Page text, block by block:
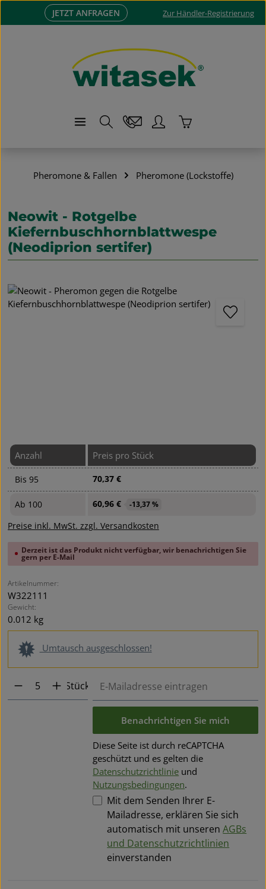
Zum Hauptinhalt springen
JETZT ANFRAGEN Zur Händler-Registrierung
Warenkorb
Pheromone & Fallen Pheromone (Lockstoffe)
Neowit - Rotgelbe
Kiefernbuschhornblattwespe
(Neodiprion sertifer)
Bildergalerie überspringen
Anzahl Preis pro Stück
Bis 95 70,37 €
Ab 100 60,96 € -13,37 %
Preise inkl. MwSt. zzgl. Versandkosten
Derzeit ist das Produkt nicht verfügbar, wir benachrichtigen Sie
gern per E-Mail
Artikelnummer:
W322111
Gewicht:
0.012 kg
Umtausch ausgeschlossen!
Stück
Benachrichtigen Sie mich
Diese Seite ist durch reCAPTCHA
geschützt und es gelten die
Datenschutzrichtlinie und
Nutzungsbedingungen.
Mit dem Senden Ihrer E-
Mailadresse, erklären Sie sich
automatisch mit unserenAGBs
und Datenschutzrichtlinien
einverstanden